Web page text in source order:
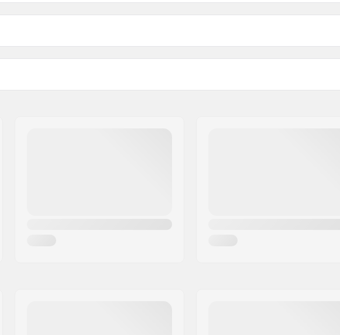
Refleksdetaljer, Vindtæt
Alpint skiløb, Snowboard, Day to
Vandtæt:
Miljøvenlig: